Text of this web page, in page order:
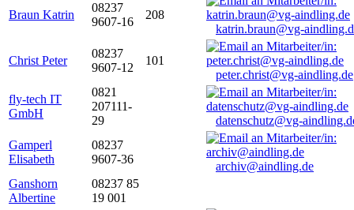
Braun Katrin
08237
9607-16
208
katrin.braun@vg-
Christ Peter
08237
9607-12
101
peter.christ@vg-aindling.de
fly-tech IT
GmbH
0821
207111-
29
datenschutz@vg-
Gamperl
Elisabeth
08237
9607-36
archiv@aindling.de
Ganshorn
Albertine
08237 85
19 001